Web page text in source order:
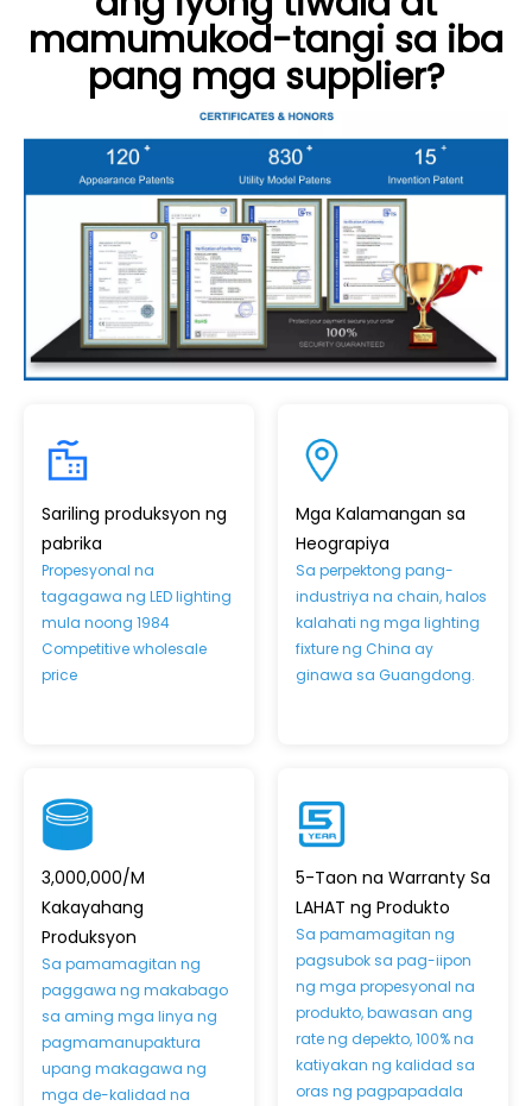
mamumukod-tangi sa iba
pang mga supplier?
Sariling produksyon ng
pabrika
Propesyonal na
tagagawa ng LED lighting
mula noong 1984
Competitive wholesale
price
Mga Kalamangan sa
Heograpiya
Sa perpektong pang-
industriya na chain, halos
kalahati ng mga lighting
fixture ng China ay
ginawa sa Guangdong.
3,000,000/M
Kakayahang
Produksyon
Sa pamamagitan ng
paggawa ng makabago
sa aming mga linya ng
pagmamanupaktura
upang makagawa ng
mga de-kalidad na
5-Taon na Warranty Sa
LAHAT ng Produkto
Sa pamamagitan ng
pagsubok sa pag-iipon
ng mga propesyonal na
produkto, bawasan ang
rate ng depekto, 100% na
katiyakan ng kalidad sa
oras ng pagpapadala